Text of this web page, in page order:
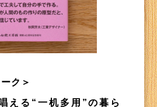
ク＞
える“一机多用”の暮ら